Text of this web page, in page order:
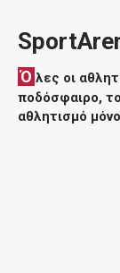
Ό λες οι
ποδόσφαιρο,
αθλητισμό